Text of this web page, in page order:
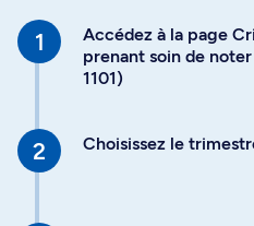
Accédez à la page
prenant soin de
1101)
Choisissez le